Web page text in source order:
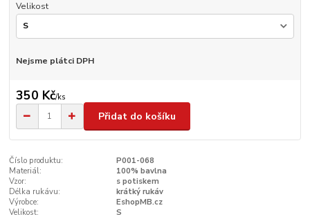
Velikost
Nejsme plátci DPH
350 Kč/ks
Přidat do košíku
Číslo produktu:
P001-068
Materiál:
100% bavlna
Vzor:
s potiskem
Délka rukávu:
krátký rukáv
Výrobce:
EshopMB.cz
Velikost:
S